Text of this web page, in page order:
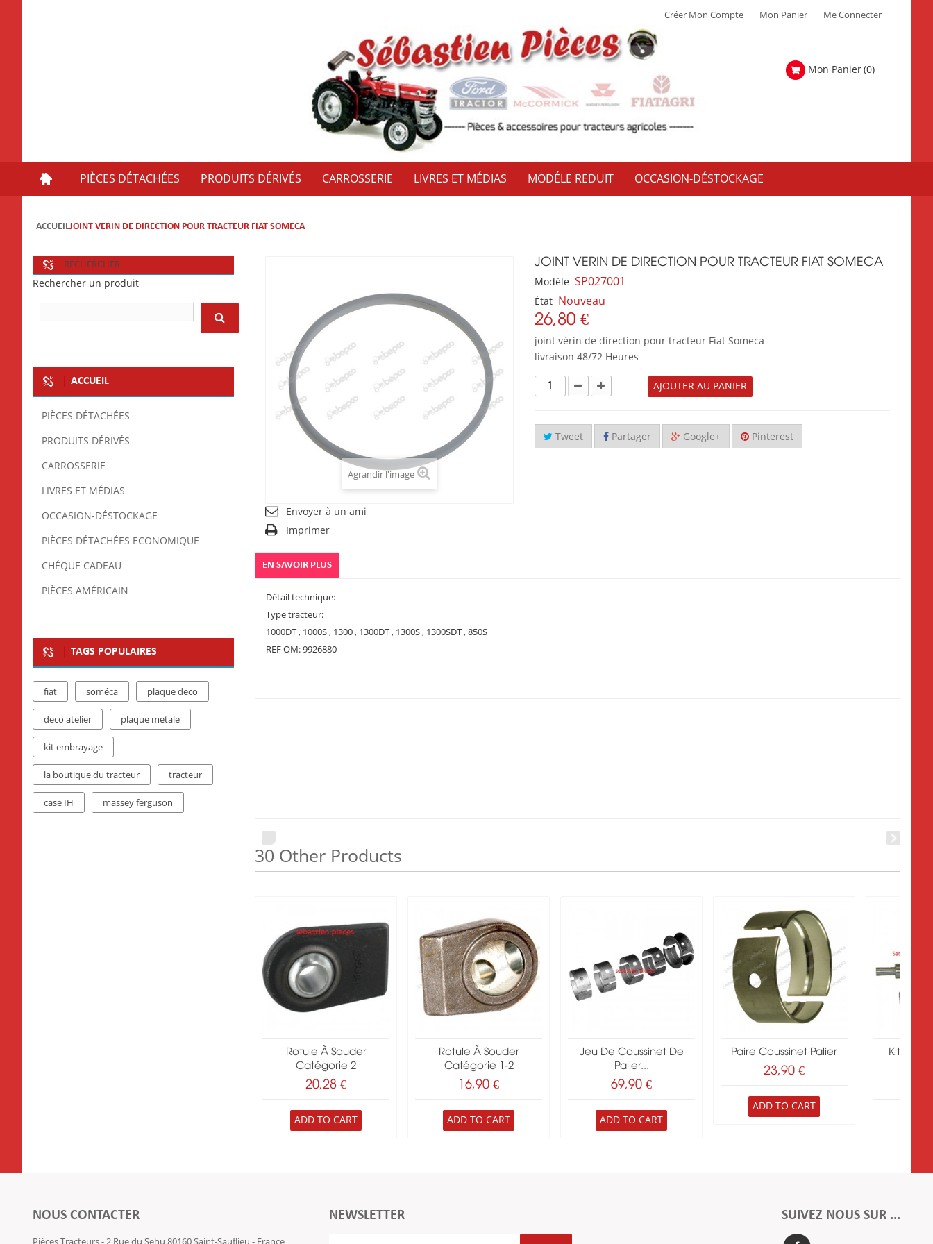
Créer Mon Compte Mon Panier Me Connecter
Mon Panier(0)
PIÈCES DÉTACHÉES PRODUITS DÉRIVÉS CARROSSERIE LIVRES ET MÉDIAS MODÉLE REDUIT OCCASION-DÉSTOCKAGE
ACCUEILJOINT VERIN DE DIRECTION POUR TRACTEUR FIAT SOMECA
RECHERCHER
Rechercher un produit
ACCUEIL
PIÈCES DÉTACHÉES
PRODUITS DÉRIVÉS
CARROSSERIE
LIVRES ET MÉDIAS
OCCASION-DÉSTOCKAGE
PIÈCES DÉTACHÉES ECONOMIQUE
CHÉQUE CADEAU
PIÈCES AMÉRICAIN
TAGS POPULAIRES
fiat soméca plaque deco
deco atelier plaque metale
kit embrayage
la boutique du tracteur tracteur
case IH massey ferguson
Agrandir l'image
Envoyer à un ami
Imprimer
JOINT VERIN DE DIRECTION POUR TRACTEUR FIAT SOMECA
Modèle SP027001
État Nouveau
26,80 €
joint vérin de direction pour tracteur Fiat Someca
livraison 48/72 Heures
AJOUTER AU PANIER
Tweet Partager Google+ Pinterest
EN SAVOIR PLUS
Détail technique:
Type tracteur:
1000DT , 1000S , 1300 , 1300DT , 1300S , 1300SDT , 850S
REF OM: 9926880
30 Other Products
Rotule À Souder
Catégorie 2
20,28 €
ADD TO CART
Rotule À Souder
Catégorie 1-2
16,90 €
ADD TO CART
Jeu De Coussinet De
Palier...
69,90 €
ADD TO CART
Paire Coussinet Palier
23,90 €
ADD TO CART
Kit
NOUS CONTACTER NEWSLETTER SUIVEZ NOUS SUR ...